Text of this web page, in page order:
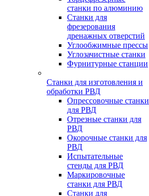
станки по алюминию
Станки для
фрезерования
дренажных отверстий
Углообжимные прессы
Углозачистные станки
Фурнитурные станции
Станки для изготовления и
обработки РВД
Опрессовочные станки
для РВД
Отрезные станки для
РВД
Окорочные станки для
РВД
Испытательные
стенды для РВД
Маркировочные
станки для РВД
Станки для